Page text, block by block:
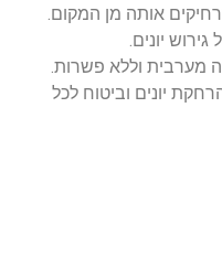
אותה מן המקום.
יונים.
מערבית וללא פשרות.
יונים וביטוח לכל